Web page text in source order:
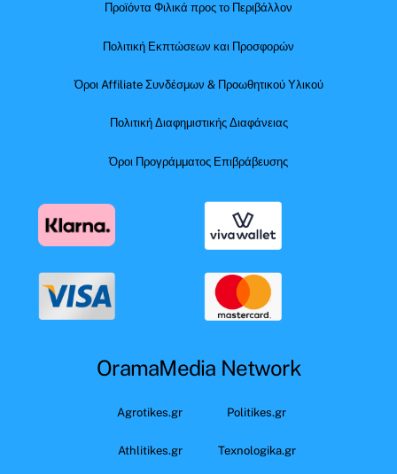
Προϊόντα Φιλικά προς το Περιβάλλον
Πολιτική Εκπτώσεων και Προσφορών
Όροι Affiliate Συνδέσμων & Προωθητικού Υλικού
Πολιτική Διαφημιστικής Διαφάνειας
Όροι Προγράμματος Επιβράβευσης
OramaMedia Network
Agrotikes.gr Politikes.gr
Athlitikes.gr Texnologika.gr